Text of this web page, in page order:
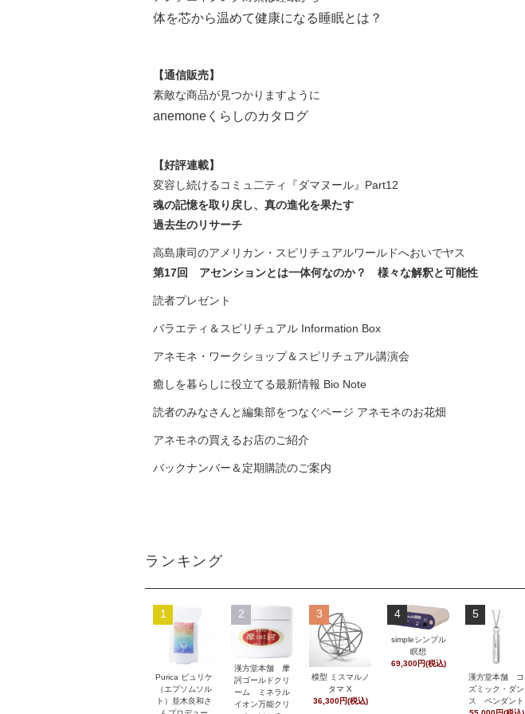
体を芯から温めて健康になる睡眠とは？
【通信販売】
素敵な商品が見つかりますように
anemoneくらしのカタログ
【好評連載】
変容し続けるコミュ二ティ『ダマヌール』Part12
魂の記憶を取り戻し、真の進化を果たす
過去生のリサーチ
高島康司のアメリカン・スピリチュアルワールドへおいでヤス
第17回 アセンションとは一体何なのか？ 様々な解釈と可能性
読者プレゼント
バラエティ＆スピリチュアル Information Box
アネモネ・ワークショップ＆スピリチュアル講演会
癒しを暮らしに役立てる最新情報 Bio Note
読者のみなさんと編集部をつなぐページ アネモネのお花畑
アネモネの買えるお店のご紹介
バックナンバー＆定期購読のご案内
ランキング
1
Purica ピュリケ
（エプソムソル
ト）並木良和さ
2
漢方堂本舗 摩
訶ゴールドクリ
ーム ミネラル
イオン万能クリ
3
模型 ミスマルノ
タマ X
36,300円(税込)
4
simpleシンプル
瞑想
69,300円(税込)
5
漢方堂本舗 コ
ズミック・ダン
ス ペンダント